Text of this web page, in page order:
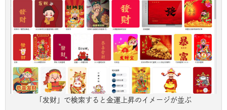
「发财」で検索すると金運上昇のイメージが並ぶ